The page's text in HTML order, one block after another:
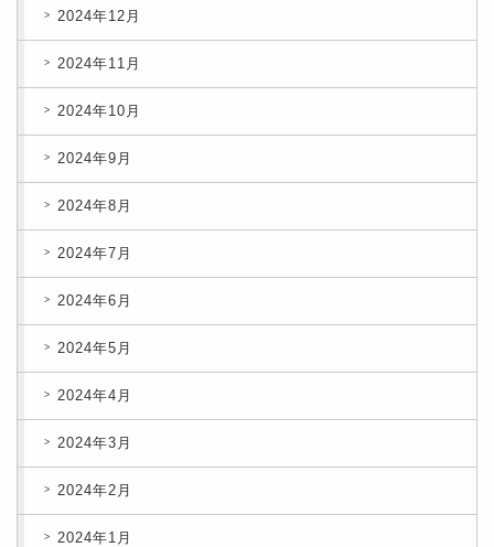
2024年12月
2024年11月
2024年10月
2024年9月
2024年8月
2024年7月
2024年6月
2024年5月
2024年4月
2024年3月
2024年2月
2024年1月